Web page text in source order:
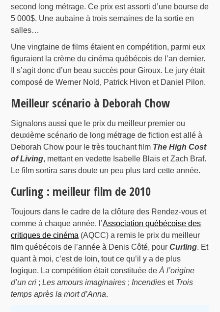
second long métrage. Ce prix est assorti d’une bourse de
5 000$. Une aubaine à trois semaines de la sortie en
salles…
Une vingtaine de films étaient en compétition, parmi eux
figuraient la crème du cinéma québécois de l’an dernier.
Il s’agit donc d’un beau succès pour Giroux. Le jury était
composé de Werner Nold, Patrick Hivon et Daniel Pilon.
Meilleur scénario à Deborah Chow
Signalons aussi que le prix du meilleur premier ou
deuxième scénario de long métrage de fiction est allé à
Deborah Chow pour le très touchant film The High Cost
of Living, mettant en vedette Isabelle Blais et Zach Braf.
Le film sortira sans doute un peu plus tard cette année.
Curling : meilleur film de 2010
Toujours dans le cadre de la clôture des Rendez-vous et
comme à chaque année, l’Association québécoise des
critiques de cinéma (AQCC) a remis le prix du meilleur
film québécois de l’année à Denis Côté, pourCurling. Et
quant à moi, c’est de loin, tout ce qu’il y a de plus
logique. La compétition était constituée deÀ l’origine
d’un cri ;Les amours imaginaires ; Incendies et Trois
temps après la mort d’Anna.